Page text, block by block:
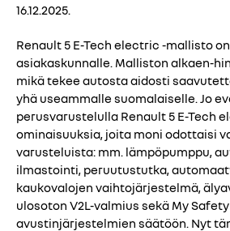
16.12.2025.
Renault 5 E-Tech electric -mallisto
asiakaskunnalle. Malliston alkaen-
mikä tekee autosta aidosti
yhä useammalle suomalaiselle. Jo
perusvarustelulla Renault 5 E-Tech
ominaisuuksia, joita moni odottaisi
varusteluista: mm. lämpöpumppu,
ilmastointi, peruutustutka,
kaukovalojen vaihtojärjestelmä,
ulosoton V2L-valmius sekä My
avustinjärjestelmien säätöön. Nyt